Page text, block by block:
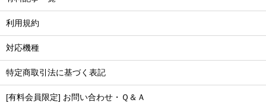
利用規約
対応機種
特定商取引法に基づく表記
[有料会員限定] お問い合わせ・Ｑ＆Ａ